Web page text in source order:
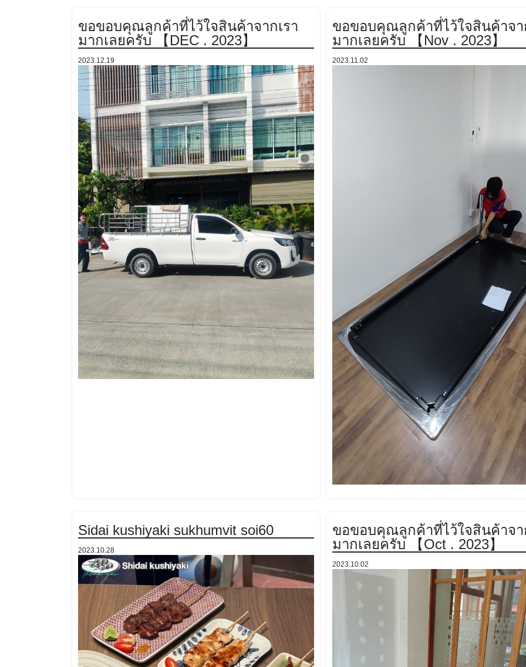
ขอขอบคุณลูกค้าที่ไว้ใจสินค้าจากเรา
มากเลยครับ 【DEC . 2023】
2023.12.19
ขอขอบคุณลูกค้าที่ไว้ใจสินค้าจา
มากเลยครับ 【Nov . 2023】
2023.11.02
Sidai kushiyaki sukhumvit soi60
2023.10.28
ขอขอบคุณลูกค้าที่ไว้ใจสินค้าจา
มากเลยครับ 【Oct . 2023】
2023.10.02